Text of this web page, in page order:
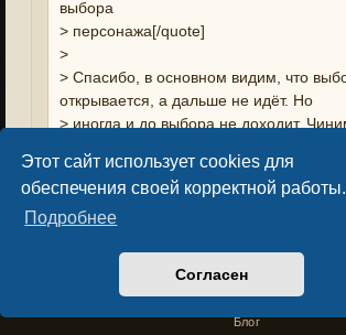
Этот сайт использует cookies для
обеспечения своей корректной работы.
Подробнее
Согласен
Privacy PolicyLicense Agreement
Copyright © Sacralium Games 2023-
Блог